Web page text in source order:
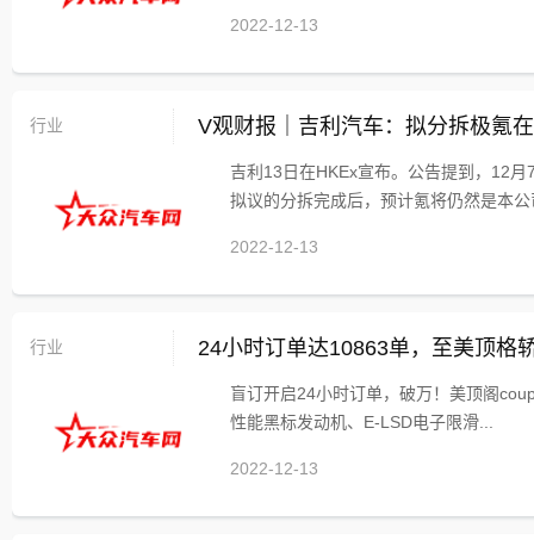
2022-12-13
行业 V观财报｜吉利汽车：拟分拆极氪
吉利13日在HKEx宣布。公告提到，12
拟议的分拆完成后，预计氪将仍然是本
2022-12-13
行业 24小时订单达10863单，至美顶格
盲订开启24小时订单，破万！美顶阁
性能黑标发动机、E-LSD电子限滑...
2022-12-13